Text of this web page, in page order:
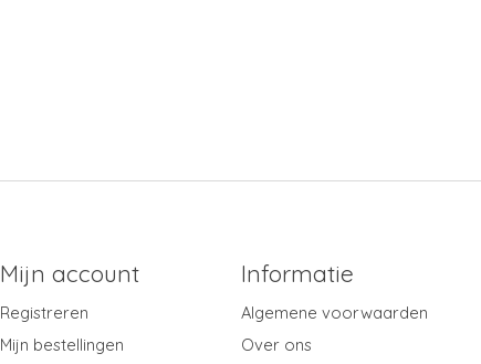
Mijn account
Registreren
Mijn bestellingen
Informatie
Algemene voorwaarden
Over ons